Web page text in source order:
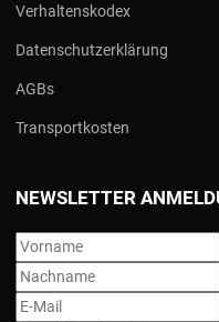
Verhaltenskodex
Datenschutzerklärung
AGBs
Transportkosten
NEWSLETTER